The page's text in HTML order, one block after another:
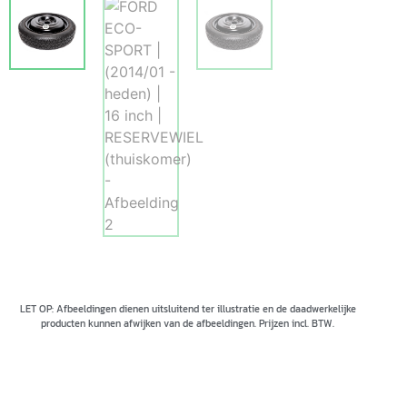
LET OP: Afbeeldingen dienen uitsluitend ter illustratie en de daadwerkelijke
producten kunnen afwijken van de afbeeldingen. Prijzen incl. BTW.